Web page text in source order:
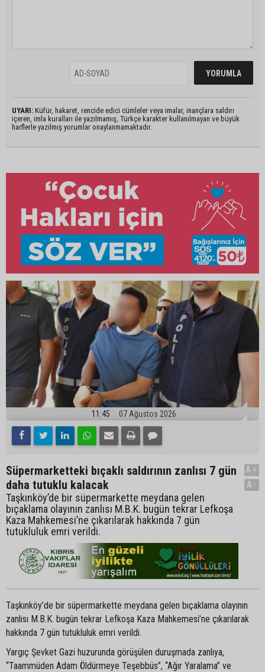
UYARI: Küfür, hakaret, rencide edici cümleler veya imalar, inançlara saldırı
içeren, imla kuralları ile yazılmamış, Türkçe karakter kullanılmayan ve büyük
harflerle yazılmış yorumlar onaylanmamaktadır.
11:45 07 Ağustos 2026
Süpermarketteki bıçaklı saldırının zanlısı 7 gün
daha tutuklu kalacak
Taşkınköy’de bir süpermarkette meydana gelen
bıçaklama olayının zanlısı M.B.K. bugün tekrar Lefkoşa
Kaza Mahkemesi’ne çıkarılarak hakkında 7 gün
tutukluluk emri verildi.
A+
A-
Taşkınköy’de bir süpermarkette meydana gelen bıçaklama olayının
zanlısı M.B.K. bugün tekrar Lefkoşa Kaza Mahkemesi’ne çıkarılarak
hakkında 7 gün tutukluluk emri verildi.
Yargıç Şevket Gazi huzurunda görüşülen duruşmada zanlıya,
“Taammüden Adam Öldürmeye Teşebbüs”, “Ağır Yaralama” ve